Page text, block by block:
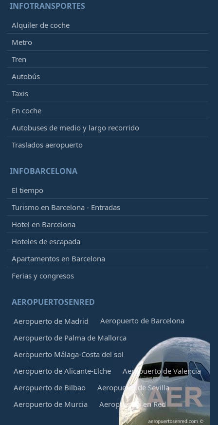
INFOTRANSPORTES
Alquiler de coche
Metro
Tren
Autobús
Taxis
En coche
Autobuses de medio y largo recorrido
Traslados aeropuerto
INFOBARCELONA
El tiempo
Turismo en Barcelona - Entradas
Hotel en Barcelona
Hoteles de escapada
Apartamentos en Barcelona
Ferias y congresos
AEROPUERTOSENRED
Aeropuerto de Madrid
Aeropuerto de Barcelona
Aeropuerto de Palma de Mallorca
Aeropuerto Málaga-Costa del sol
Aeropuerto de Alicante-Elche
Aeropuerto de Valencia
Aeropuerto de Bilbao
Aeropuerto de Sevilla
Aeropuerto de Murcia
Aeropuertos en Red